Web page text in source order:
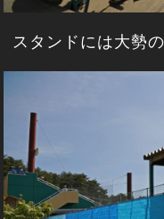
スタンドには大勢